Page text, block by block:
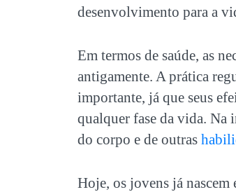
desenvolvimento para a
Em termos de saúde, as
antigamente. A prática
importante, já que seus
qualquer fase da vida. Na
do corpo e de outras
Hoje, os jovens já nascem